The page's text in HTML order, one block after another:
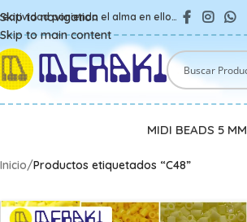
Skip to navigation
Skip to main content
poniendo el alma en ello…
MIDI BEADS 5 MM
Inicio/Productos etiquetados “C48”